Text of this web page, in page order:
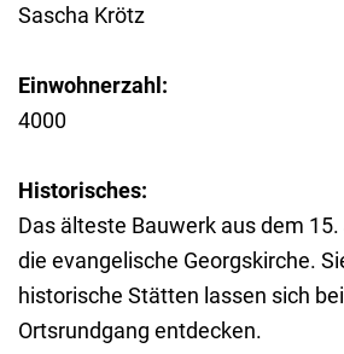
Sascha Krötz
Einwohnerzahl:
4000
Historisches:
Das älteste Bauwerk aus dem
die evangelische Georgskirche.
historische Stätten lassen sich
Ortsrundgang entdecken.